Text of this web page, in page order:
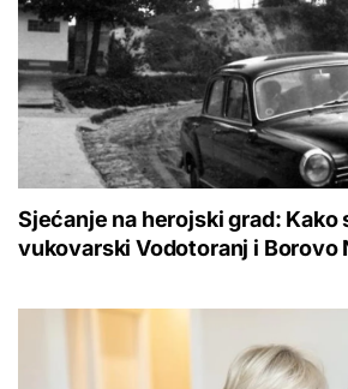
Sjećanje na herojski grad: Kako
vukovarski Vodotoranj i Borovo